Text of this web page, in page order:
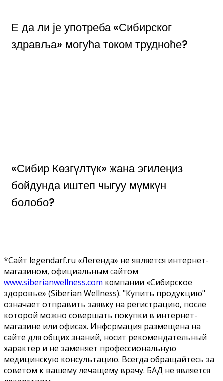
Е да ли је употреба «Сибирског
здравља» могућа током трудноће?
«Сибир Көзгүлтүк» жана эгилеңиз
бойдунда иштеп чыгуу мүмкүн
болобо?
*Сайт legendarf.ru «Легенда» не является интернет-
магазином, официальным сайтом
www.siberianwellness.com компании «Сибирское
здоровье» (Siberian Wellness). "Купить продукцию"
означает отправить заявку на регистрацию, после
которой можно совершать покупки в интернет-
магазине или офисах. Информация размещена на
сайте для общих знаний, носит рекомендательный
характер и не заменяет профессиональную
медицинскую консультацию. Всегда обращайтесь за
советом к вашему лечащему врачу. БАД не является